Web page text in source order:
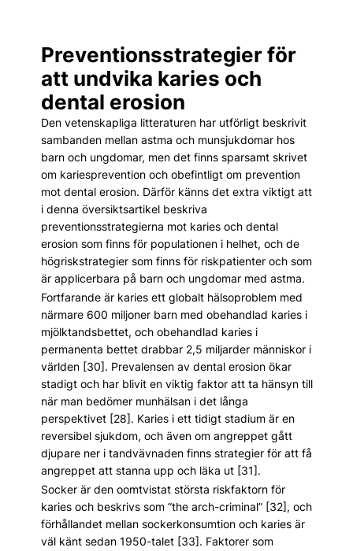
Preventionsstrategier för
att undvika karies och
dental erosion
Den vetenskapliga litteraturen har utförligt beskrivit
sambanden mellan astma och munsjukdomar hos
barn och ungdomar, men det finns sparsamt skrivet
om kariesprevention och obefintligt om prevention
mot dental erosion. Därför känns det extra viktigt att
i denna översiktsartikel beskriva
preventionsstrategierna mot karies och dental
erosion som finns för populationen i helhet, och de
högriskstrategier som finns för riskpatienter och som
är applicerbara på barn och ungdomar med astma.
Fortfarande är karies ett globalt hälsoproblem med
närmare 600 miljoner barn med obehandlad karies i
mjölktandsbettet, och obehandlad karies i
permanenta bettet drabbar 2,5 miljarder människor i
världen [30]. Prevalensen av dental erosion ökar
stadigt och har blivit en viktig faktor att ta hänsyn till
när man bedömer munhälsan i det långa
perspektivet [28]. Karies i ett tidigt stadium är en
reversibel sjukdom, och även om angreppet gått
djupare ner i tandvävnaden finns strategier för att få
angreppet att stanna upp och läka ut [31].
Socker är den oomtvistat största riskfaktorn för
karies och beskrivs som ”the arch-criminal” [32], och
förhållandet mellan sockerkonsumtion och karies är
väl känt sedan 1950-talet [33]. Faktorer som